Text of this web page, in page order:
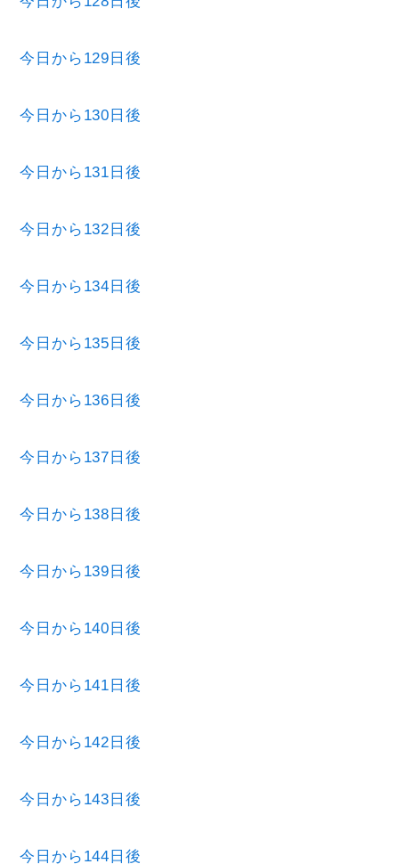
今日から129日後
今日から130日後
今日から131日後
今日から132日後
今日から134日後
今日から135日後
今日から136日後
今日から137日後
今日から138日後
今日から139日後
今日から140日後
今日から141日後
今日から142日後
今日から143日後
今日から144日後